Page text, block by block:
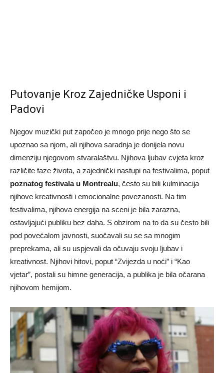
Putovanje Kroz Zajedničke Usponi i
Padovi
Njegov muzički put započeo je mnogo prije nego što se
upoznao sa njom, ali njihova saradnja je donijela novu
dimenziju njegovom stvaralaštvu. Njihova ljubav cvjeta kroz
različite faze života, a zajednički nastupi na festivalima, poput
poznatog festivala u Montrealu, često su bili kulminacija
njihove kreativnosti i emocionalne povezanosti. Na tim
festivalima, njihova energija na sceni je bila zarazna,
ostavljajući publiku bez daha. S obzirom na to da su često bili
pod povećalom javnosti, suočavali su se sa mnogim
preprekama, ali su uspjevali da očuvaju svoju ljubav i
kreativnost. Njihovi hitovi, poput “Zvijezda u noći” i “Kao
vjetar”, postali su himne generacija, a publika je bila očarana
njihovom hemijom.